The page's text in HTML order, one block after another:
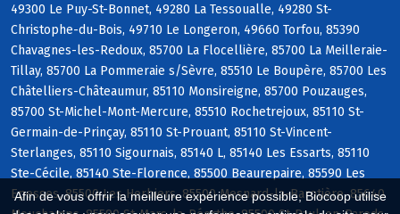
Afin de vous offrir la meilleure expérience possible, Biocoop utilise
49300 Le Puy-St-Bonnet, 49280 La Tessoualle, 49280 St-
Christophe-du-Bois, 49710 Le Longeron, 49660 Torfou, 85390
Chavagnes-les-Redoux, 85700 La Flocellière, 85700 La Meilleraie-
Tillay, 85700 La Pommeraie s/Sèvre, 85510 Le Boupère, 85700 Les
Châtelliers-Châteaumur, 85110 Monsireigne, 85700 Pouzauges,
85700 St-Michel-Mont-Mercure, 85510 Rochetrejoux, 85110 St-
Germain-de-Prinçay, 85110 St-Prouant, 85110 St-Vincent-
Sterlanges, 85110 Sigournais, 85140 L, 85140 Les Essarts, 85110
Ste-Cécile, 85140 Ste-Florence, 85500 Beaurepaire, 85590 Les
Epesses, 85500 Les Herbiers, 85500 Mesnard-la-Barotière, 85640